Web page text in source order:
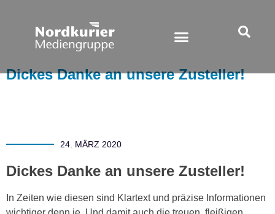
Dickes Danke an unsere Zusteller!
24. MÄRZ 2020
Dickes Danke an unsere Zusteller!
In Zeiten wie diesen sind Klartext und präzise Informationen